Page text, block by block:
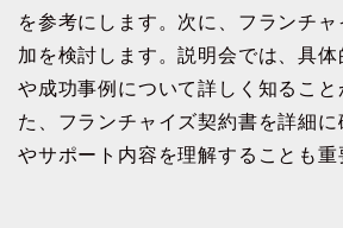
を参考にします。次に、フランチ
加を検討します。説明会では、具
や成功事例について詳しく知ること
た、フランチャイズ契約書を詳細
やサポート内容を理解することも重